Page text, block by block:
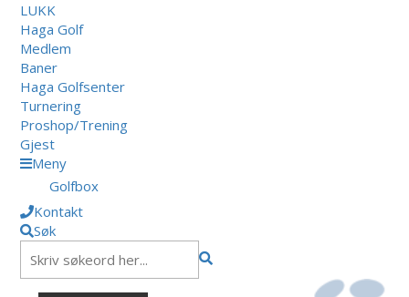
LUKK
Haga Golf
Medlem
Baner
Haga Golfsenter
Turnering
Proshop/Trening
Gjest
Meny
Golfbox
Kontakt
Søk